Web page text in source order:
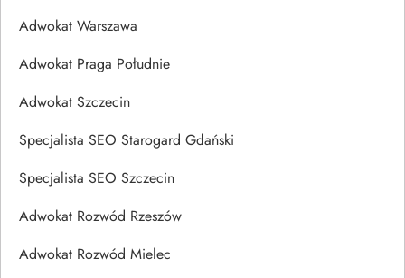
Adwokat Warszawa
Adwokat Praga Południe
Adwokat Szczecin
Specjalista SEO Starogard Gdański
Specjalista SEO Szczecin
Adwokat Rozwód Rzeszów
Adwokat Rozwód Mielec